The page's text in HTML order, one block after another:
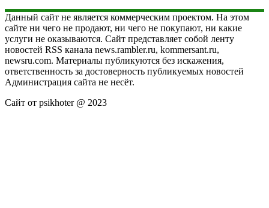
Данный сайт не является коммерческим проектом. На этом
сайте ни чего не продают, ни чего не покупают, ни какие
услуги не оказываются. Сайт представляет собой ленту
новостей RSS канала news.rambler.ru, kommersant.ru,
newsru.com. Материалы публикуются без искажения,
ответственность за достоверность публикуемых новостей
Администрация сайта не несёт.
Сайт от psikhoter @ 2023